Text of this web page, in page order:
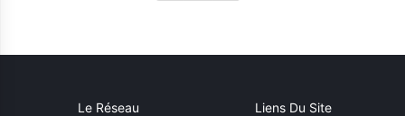
Le Réseau Liens Du Site